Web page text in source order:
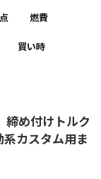
燃費
買い時
締め付けトルク
カスタム用ま